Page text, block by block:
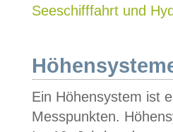
Seeschifffahrt und
Ein Höhensystem ist
Messpunkten.